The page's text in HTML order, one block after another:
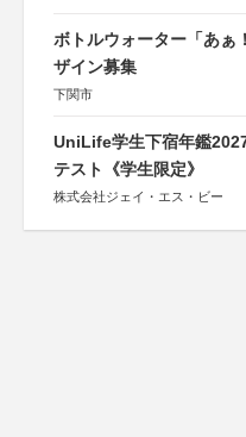
ボトルウォーター「あぁ
ザイン募集
下関市
UniLife学生下宿年鑑
テスト《学生限定》
株式会社ジェイ・エス・ビー